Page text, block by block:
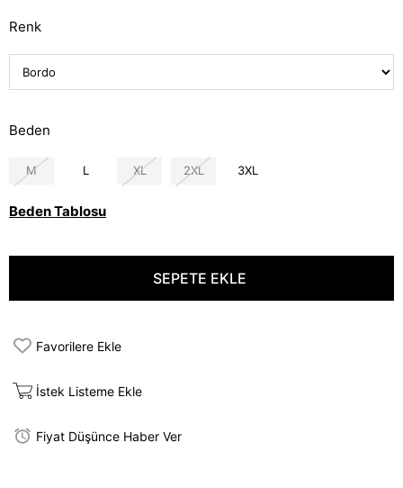
Renk
Beden
M L XL 2XL 3XL
Beden Tablosu
Favorilere Ekle
İstek Listeme Ekle
Fiyat Düşünce Haber Ver